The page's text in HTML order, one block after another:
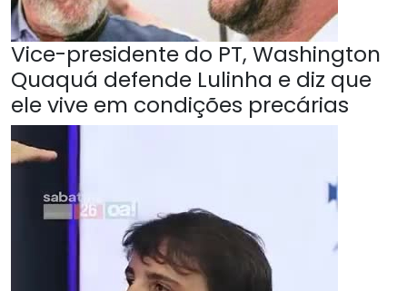
Vice-presidente do PT, Washington
Quaquá defende Lulinha e diz que
ele vive em condições precárias